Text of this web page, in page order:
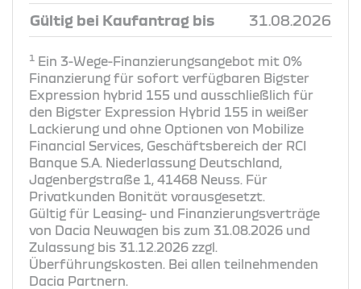
Gültig bei Kaufantrag bis 31.08.2026
1 Ein 3-Wege-Finanzierungsangebot mit 0%
Finanzierung für sofort verfügbaren Bigster
Expression hybrid 155 und ausschließlich für
den Bigster Expression Hybrid 155 in weißer
Lackierung und ohne Optionen von Mobilize
Financial Services, Geschäftsbereich der RCI
Banque S.A. Niederlassung Deutschland,
Jagenbergstraße 1, 41468 Neuss. Für
Privatkunden Bonität vorausgesetzt.
Gültig für Leasing- und Finanzierungsverträge
von Dacia Neuwagen bis zum 31.08.2026 und
Zulassung bis 31.12.2026 zzgl.
Überführungskosten. Bei allen teilnehmenden
Dacia Partnern.